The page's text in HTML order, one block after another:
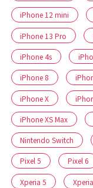
iPhone 12 mini
iPhone 13 Pro
iPhone 4s
iPhone 8
iPhone X
iPhone XS Max
Nintendo Switch
Pixel 5 Pixel 6
Xperia 5